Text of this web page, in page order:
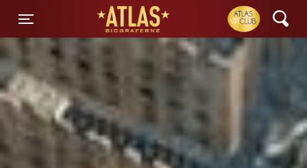
Toggle navigation
ATLAS Biograferne